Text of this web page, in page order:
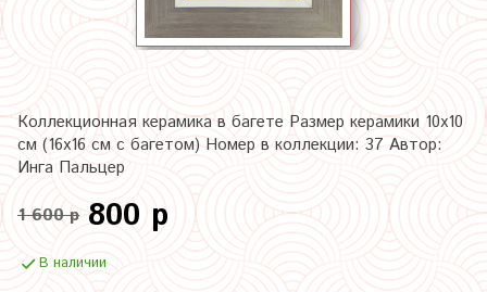
Коллекционная керамика в багете Размер керамики 10х10
см (16х16 см с багетом) Номер в коллекции: 37 Автор:
Инга Пальцер
1 600 р 800 р
В наличии